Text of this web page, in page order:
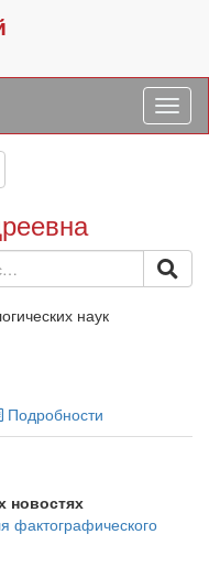
наук
Подробности
новостях
фактографического